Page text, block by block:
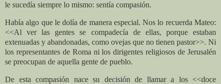
le sucedía siempre lo mismo: sentía compasión.
Había algo que le dolía de manera especial. Nos lo recuerda Mateo:
<<Al ver las gentes se compadecía de ellas, porque estaban
extenuadas y abandonadas, como ovejas que no tienen pastor>>. Ni
los representantes de Roma ni los dirigentes religiosos de Jerusalén
se preocupan de aquella gente de pueblo.
De esta compasión nace su decisión de llamar a los <<doce